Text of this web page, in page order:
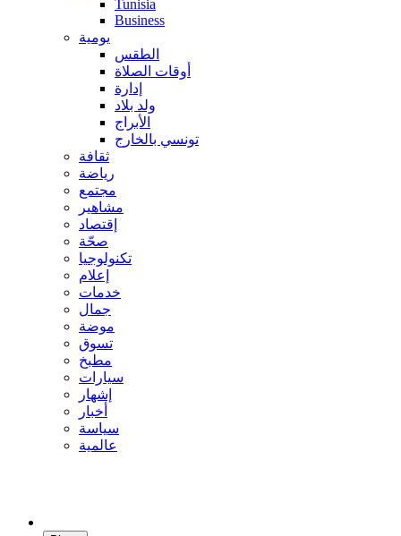
Tunisia
Business
يومية
الطقس
أوقات الصلاة
إدارة
ولد بلاد
الأبراج
تونسي بالخارج
ثقافة
رياضة
مجتمع
مشاهير
إقتصاد
صحّة
تكنولوجيا
إعلام
خدمات
جمال
موضة
تسوق
مطبخ
سيارات
إشهار
أخبار
سياسة
عالمية